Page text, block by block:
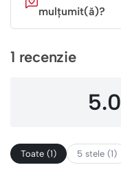
mulțumit(ă)?
1 recenzie
5.0
Toate (1) 5 stele (1)